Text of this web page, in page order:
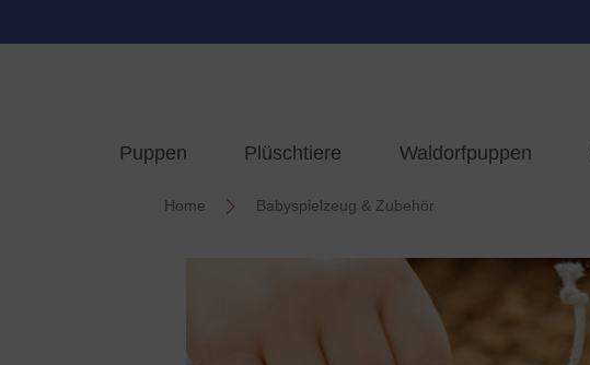
Puppen Plüschtiere Waldorfpuppen
Home Babyspielzeug & Zubehör